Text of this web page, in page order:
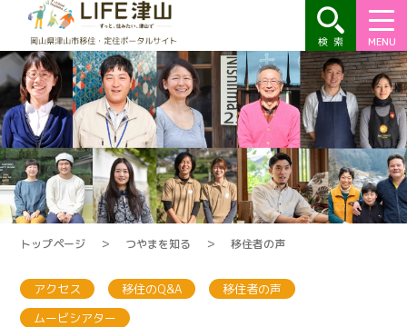
MENU
トップページ ＞ つやまを知る ＞ 移住者の声
アクセス 移住のQ&A
移住者の声
ムービシアター